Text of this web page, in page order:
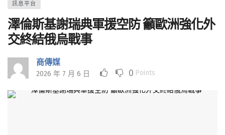
訊息平台
澤倫斯基謝瑞典軍援空防 籲歐洲強化外
交終結俄烏戰事
商傳媒
2026 年 7 月 6 日 0 Points